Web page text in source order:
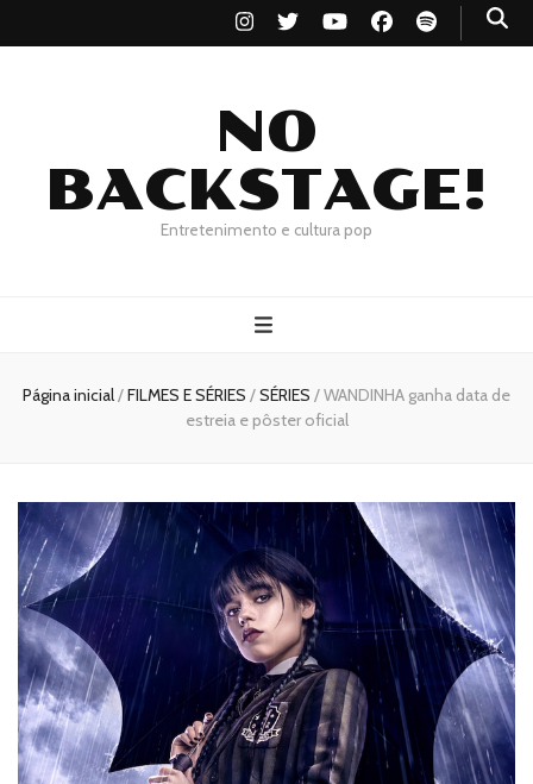
NO
BACKSTAGE!
Entretenimento e cultura pop
Página inicial/FILMES E SÉRIES /SÉRIES /WANDINHA ganha data de
estreia e pôster oficial